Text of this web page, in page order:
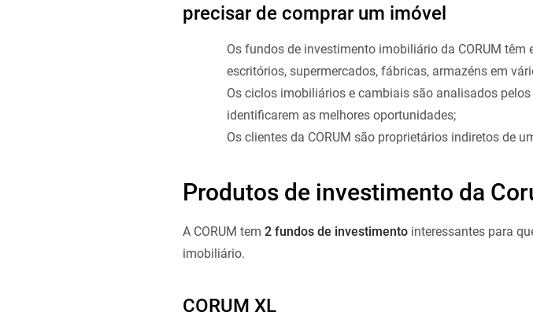
precisar de comprar um imóvel
Os fundos de investimento imobiliário da CORUM
escritórios, supermercados, fábricas, armazéns em
Os ciclos imobiliários e cambiais são analisados
identificarem as melhores oportunidades;
Os clientes da CORUM são proprietários indiretos de
Produtos de investimento da
A CORUM tem 2 fundos de investimento interessantes para
imobiliário.
CORUM XL